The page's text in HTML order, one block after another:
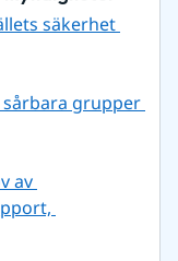
säkerhet
grupper
av